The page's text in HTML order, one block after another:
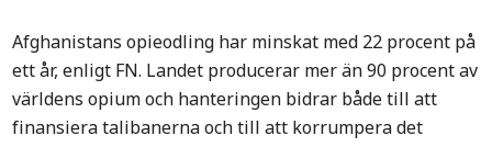
Afghanistans opieodling har minskat med 22 procent på
ett år, enligt FN. Landet producerar mer än 90 procent av
världens opium och hanteringen bidrar både till att
finansiera talibanerna och till att korrumpera det